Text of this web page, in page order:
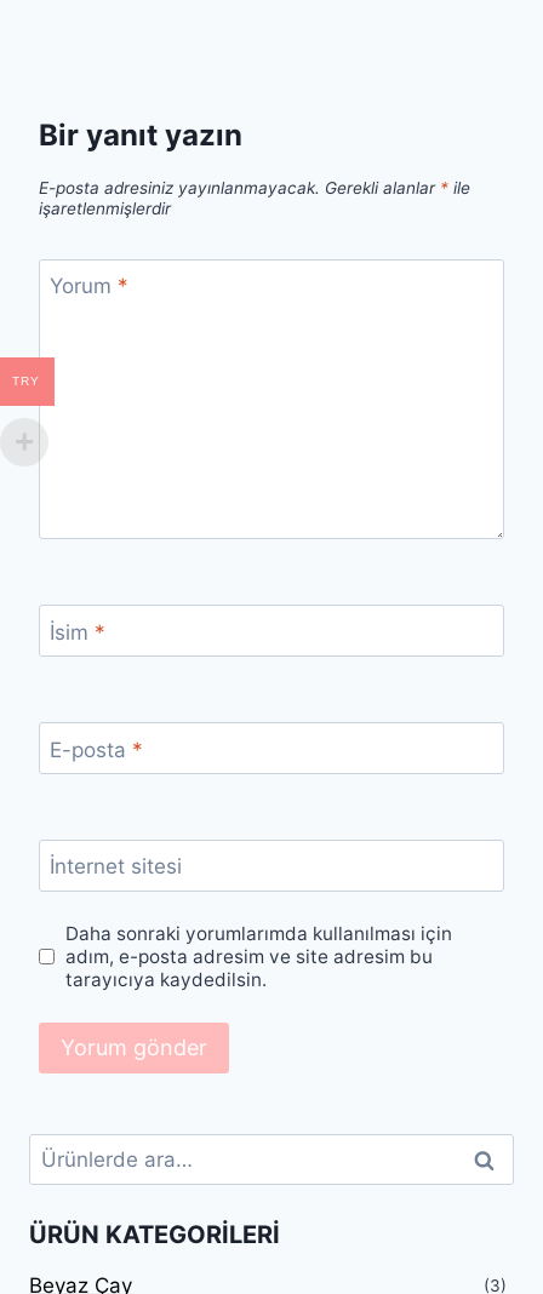
Bir yanıt yazın
E-posta adresiniz yayınlanmayacak. Gerekli alanlar * ile
işaretlenmişlerdir
Yorum *
İsim *
E-posta *
İnternet sitesi
Daha sonraki yorumlarımda kullanılması için
adım, e-posta adresim ve site adresim bu
tarayıcıya kaydedilsin.
Ara: Ara
ÜRÜN KATEGORILERI
Beyaz Çay (3)
TRY